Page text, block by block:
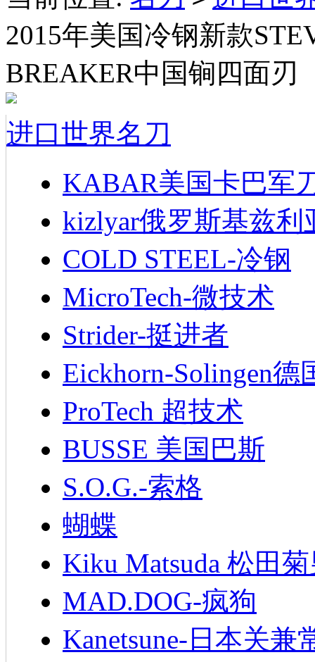
2015年美国冷钢新款
BREAKER中国锏四面刃
进口世界名刀
KABAR美国卡巴军
kizlyar俄罗斯基兹利
COLD STEEL-冷钢
MicroTech-微技术
Strider-挺进者
Eickhorn-Solingen德
ProTech 超技术
BUSSE 美国巴斯
S.O.G.-索格
蝴蝶
Kiku Matsuda 松田
MAD.DOG-疯狗
Kanetsune-日本关兼